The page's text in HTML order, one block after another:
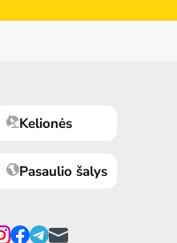
Kelionės
Pasaulio šalys